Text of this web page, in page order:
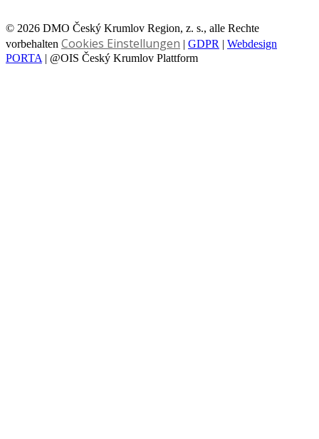
© 2026 DMO Český Krumlov Region, z. s., alle Rechte
vorbehalten Cookies Einstellungen | GDPR | Webdesign
PORTA | @OIS Český Krumlov Plattform